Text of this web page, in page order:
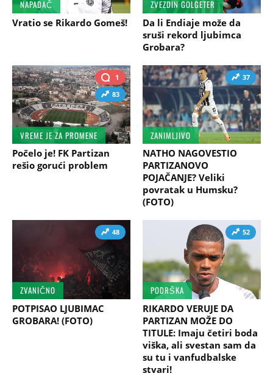
NAPADAČ
Vratio se Rikardo Gomeš!
ZVEZDIN GOLGETER
Da li Endiaje može da
sruši rekord ljubimca
Grobara?
1
83
VREME JE ZA PROMENE
Počelo je! FK Partizan
rešio gorući problem
37
ZANIMLJIVO
NATHO NAGOVESTIO
PARTIZANOVO
POJAČANJE? Veliki
povratak u Humsku?
(FOTO)
48
ZVANIČNO
POTPISAO LJUBIMAC
GROBARA! (FOTO)
52
PODRŠKA
RIKARDO VERUJE DA
PARTIZAN MOŽE DO
TITULE: Imaju četiri boda
viška, ali svestan sam da
su tu i vanfudbalske
stvari!